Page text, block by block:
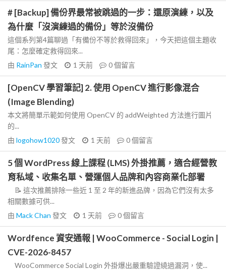
# [Backup] 備份界最常被跳過的一步：還原演練，以及
為什麼「沒演練過的備份」等於沒備份
這個系列第4篇聊過「有備份不等於救得回來」，今天把這個主題收
尾：怎麼確定救得回來...
由 RainPan 發文 1 天前 0個留言
[OpenCV 學習筆記] 2. 使用 OpenCV 進行影像混合
(Image Blending)
本文將簡單示範如何使用 OpenCV 的 addWeighted 方法進行圖片
的...
由 logohow1020發文 1 天前 0個留言
5 個 WordPress 線上課程 (LMS) 外掛推薦，適合經營教
育私域、收集名單、營運個人品牌和內容商業化部署
📝 這次推薦排除一些近 1 至 2 年的新進品牌，因為它們沒有太多
相關數據可供...
由 Mack Chan 發文 1 天前 0個留言
Wordfence 資安通報 | WooCommerce - Social Login |
CVE-2026-8457
WooCommerce Social Login 外掛爆出嚴重驗證繞過漏洞，使...